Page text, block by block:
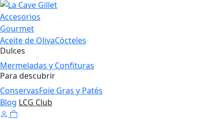
Accesorios
Gourmet
Aceite de OlivaCócteles
Dulces
Mermeladas y Confituras
Para descubrir
ConservasFoie Gras y Patés
Blog LCG Club